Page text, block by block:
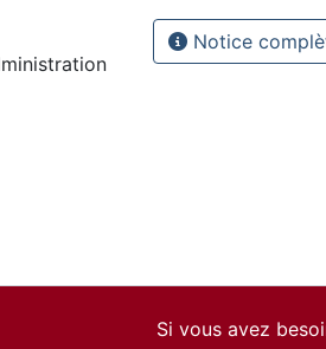
Notice
Si vous avez